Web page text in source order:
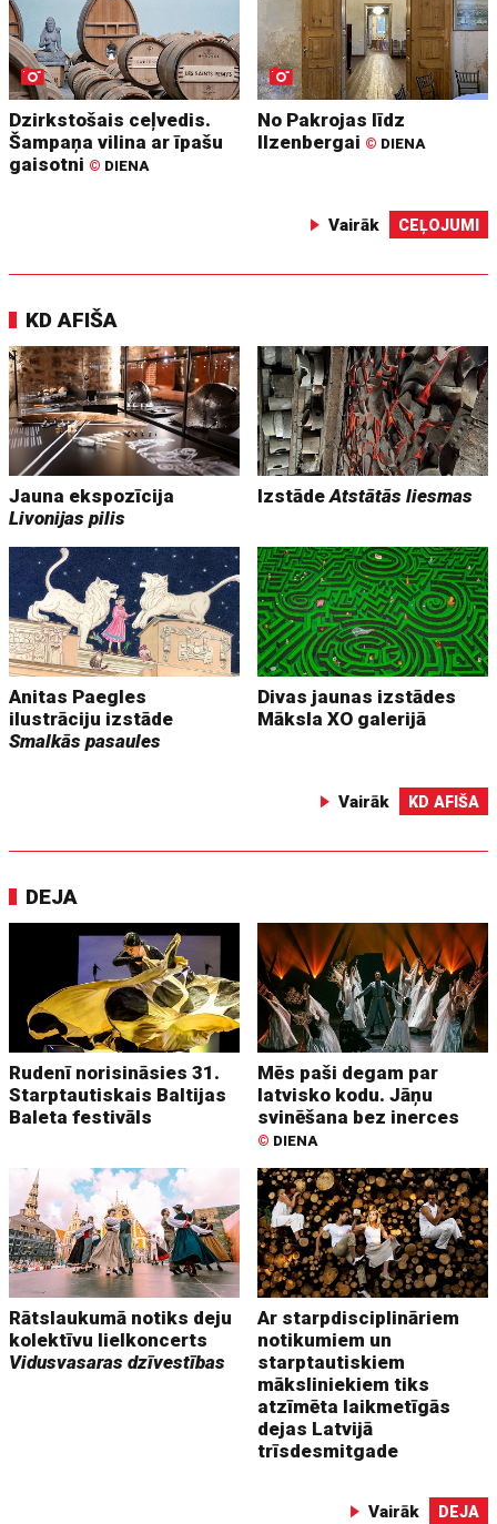
Dzirkstošais ceļvedis.
Šampaņa vilina ar īpašu
gaisotni © DIENA
No Pakrojas līdz
Ilzenbergai © DIENA
Vairāk CEĻOJUMI
KD AFIŠA
Jauna ekspozīcija
Livonijas pilis
IzstādeAtstātās liesmas
Anitas Paegles
ilustrāciju izstāde
Smalkās pasaules
Divas jaunas izstādes
Māksla XO galerijā
Vairāk KD AFIŠA
DEJA
Rudenī norisināsies 31.
Starptautiskais Baltijas
Baleta festivāls
Mēs paši degam par
latvisko kodu. Jāņu
svinēšana bez inerces
© DIENA
Rātslaukumā notiks deju
kolektīvu lielkoncerts
Vidusvasaras dzīvestības
Ar starpdisciplināriem
notikumiem un
starptautiskiem
māksliniekiem tiks
atzīmēta laikmetīgās
dejas Latvijā
trīsdesmitgade
Vairāk DEJA